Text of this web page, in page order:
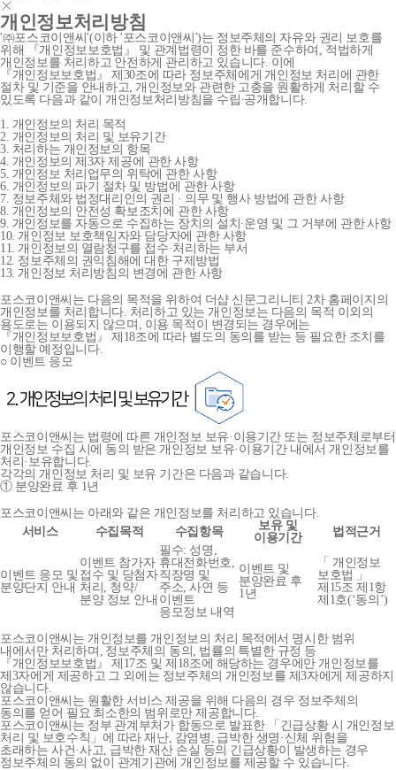
개인정보처리방침
'㈜포스코이앤씨'(이하 '포스코이앤씨')는 정보주체의 자유와 권리 보호를
위해 『개인정보보호법』 및 관계법령이 정한 바를 준수하여, 적법하게
개인정보를 처리하고 안전하게 관리하고 있습니다. 이에
『개인정보보호법』 제30조에 따라 정보주체에게 개인정보 처리에 관한
절차 및 기준을 안내하고, 개인정보와 관련한 고충을 원활하게 처리할 수
있도록 다음과 같이 개인정보처리방침을 수립∙공개합니다.
1. 개인정보의 처리 목적
2. 개인정보의 처리 및 보유기간
3. 처리하는 개인정보의 항목
4. 개인정보의 제3자 제공에 관한 사항
5. 개인정보 처리업무의 위탁에 관한 사항
6. 개인정보의 파기 절차 및 방법에 관한 사항
7. 정보주체와 법정대리인의 권리 · 의무 및 행사 방법에 관한 사항
8. 개인정보의 안전성 확보조치에 관한 사항
9. 개인정보를 자동으로 수집하는 장치의 설치∙운영 및 그 거부에 관한 사항
10. 개인정보 보호책임자와 담당자에 관한 사항
11. 개인정보의 열람청구를 접수·처리하는 부서
12. 정보주체의 권익침해에 대한 구제방법
13. 개인정보 처리방침의 변경에 관한 사항
포스코이앤씨는 다음의 목적을 위하여 더샵 신문그리니티 2차 홈페이지의
개인정보를 처리합니다. 처리하고 있는 개인정보는 다음의 목적 이외의
용도로는 이용되지 않으며, 이용 목적이 변경되는 경우에는
『개인정보보호법』 제18조에 따라 별도의 동의를 받는 등 필요한 조치를
이행할 예정입니다.
○ 이벤트 응모
포스코이앤씨는 법령에 따른 개인정보 보유·이용기간 또는 정보주체로부터
개인정보 수집 시에 동의 받은 개인정보 보유·이용기간 내에서 개인정보를
처리·보유합니다.
각각의 개인정보 처리 및 보유 기간은 다음과 같습니다.
① 분양완료 후 1년
포스코이앤씨는 아래와 같은 개인정보를 처리하고 있습니다.
서비스
수집목적 수집항목
보유 및
이용기간
법적근거
이벤트 응모 및
분양단지 안내
이벤트 참가자
접수 및 당첨자
처리, 청약/
분양 정보 안내
필수: 성명,
휴대전화번호,
직장명 및
주소, 사연 등
이벤트
응모정보 내역
이벤트 및
분양완료 후
1년
「 개인정보
보호법 」
제15조 제1항
제1호(‘동의’)
포스코이앤씨는 개인정보를 개인정보의 처리 목적에서 명시한 범위
내에서만 처리하며, 정보주체의 동의, 법률의 특별한 규정 등
『개인정보보호법』 제17조 및 제18조에 해당하는 경우에만 개인정보를
제3자에게 제공하고 그 외에는 정보주체의 개인정보를 제3자에게 제공하지
않습니다.
포스코이앤씨는 원활한 서비스 제공을 위해 다음의 경우 정보주체의
동의를 얻어 필요 최소한의 범위로만 제공합니다.
포스코이앤씨는 정부 관계부처가 합동으로 발표한 「긴급상황 시 개인정보
처리 및 보호수칙」에 따라 재난, 감염병, 급박한 생명·신체 위험을
초래하는 사건·사고, 급박한 재산 손실 등의 긴급상황이 발생하는 경우
정보주체의 동의 없이 관계기관에 개인정보를 제공할 수 있습니다.